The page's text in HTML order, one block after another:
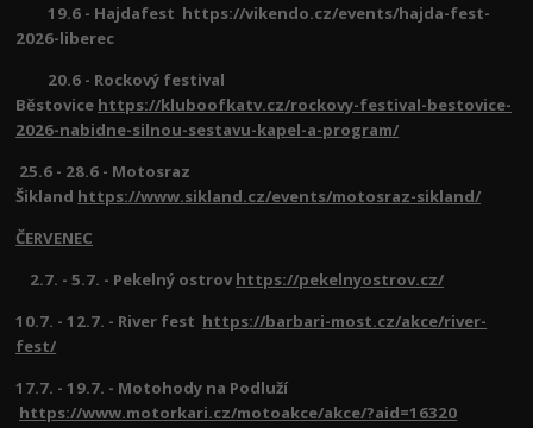
19.6 - Hajdafest https://vikendo.cz/events/hajda-fest-
2026-liberec
20.6 - Rockový festival
Běstovice https://kluboofkatv.cz/rockovy-festival-bestovice-
2026-nabidne-silnou-sestavu-kapel-a-program/
25.6 - 28.6 - Motosraz
Šikland https://www.sikland.cz/events/motosraz-sikland/
ČERVENEC
2.7. - 5.7. - Pekelný ostrov https://pekelnyostrov.cz/
10.7. - 12.7. - River fest https://barbari-most.cz/akce/river-
fest/
17.7. - 19.7. - Motohody na Podluží
https://www.motorkari.cz/motoakce/akce/?aid=16320